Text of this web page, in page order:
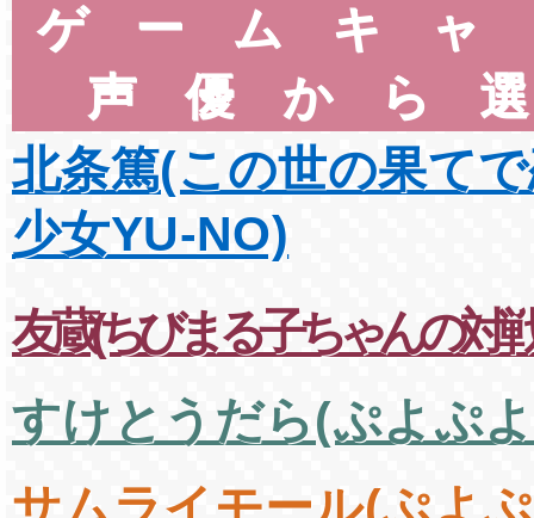
ゲームキ
声優から
北条篤(この世の果て
少女YU-NO)
友蔵(ちびまる子ちゃんの対
すけとうだら(ぷよぷ
サムライモール(ぷよ